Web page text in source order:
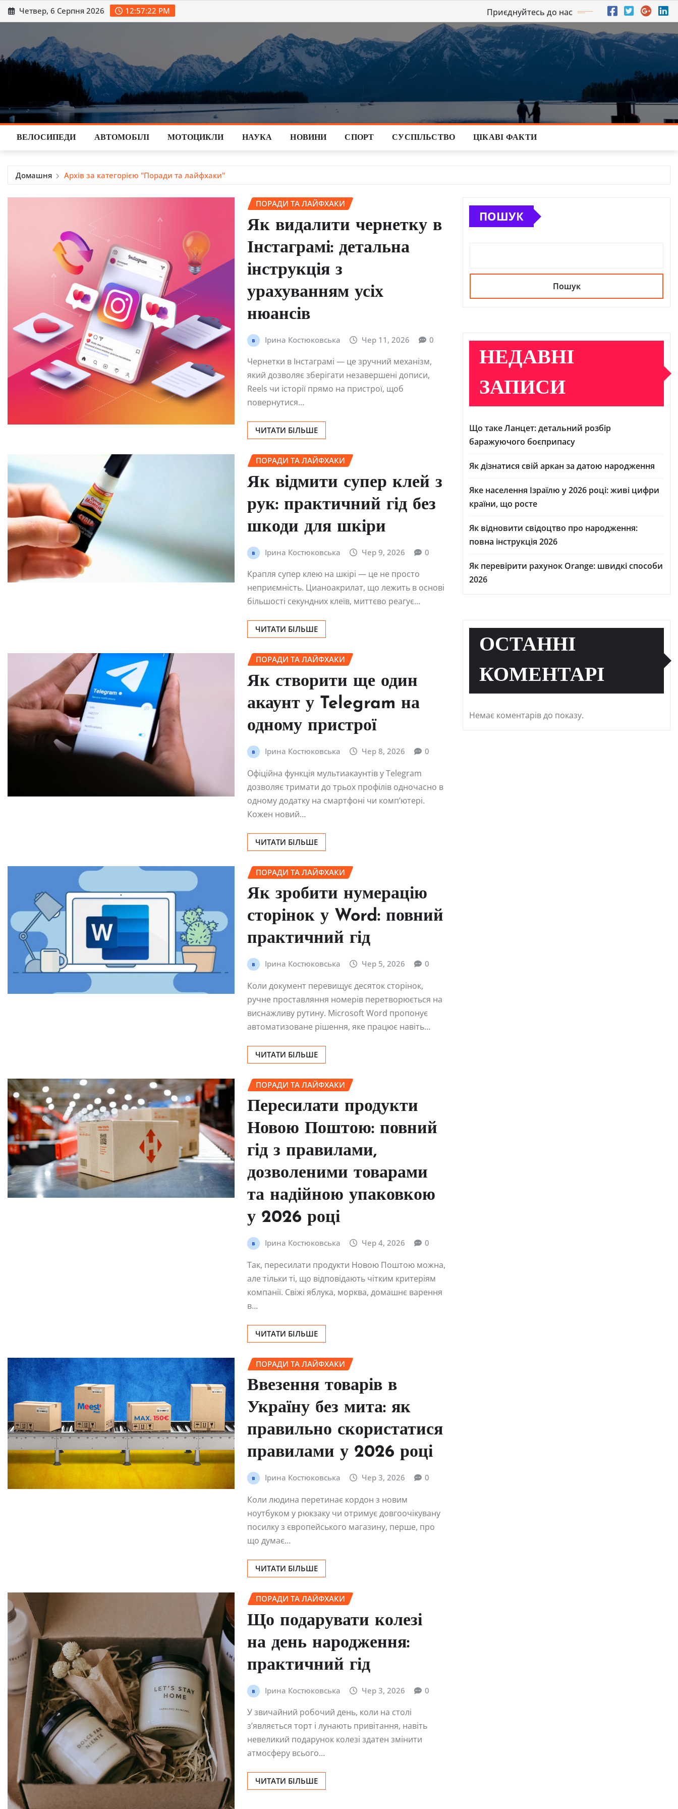
Перейти
до
Четвер, 6 Серпня 2026 12:57:24 PM Приєднуйтесь до нас
ВЕЛОСИПЕДИ АВТОМОБІЛІ МОТОЦИКЛИ НАУКА НОВИНИ СПОРТ СУСПІЛЬСТВО ЦІКАВІ ФАКТИ
Домашня Архів за категорією "Поради та лайфхаки"
ПОРАДИ ТА ЛАЙФХАКИ
Як видалити чернетку в
Інстаграмі: детальна
інструкція з
урахуванням усіх
нюансів
Ірина Костюковська Чер 11, 2026 0
Чернетки в Інстаграмі — це зручний механізм,
який дозволяє зберігати незавершені дописи,
Reels чи історії прямо на пристрої, щоб
повернутися…
ЧИТАТИ БІЛЬШЕ
ПОРАДИ ТА ЛАЙФХАКИ
Як відмити супер клей з
рук: практичний гід без
шкоди для шкіри
Ірина Костюковська Чер 9, 2026 0
Крапля супер клею на шкірі — це не просто
неприємність. Цианоакрилат, що лежить в основі
більшості секундних клеїв, миттєво реагує…
ЧИТАТИ БІЛЬШЕ
ПОРАДИ ТА ЛАЙФХАКИ
Як створити ще один
акаунт у Telegram на
одному пристрої
Ірина Костюковська Чер 8, 2026 0
Офіційна функція мультиакаунтів у Telegram
дозволяє тримати до трьох профілів одночасно в
одному додатку на смартфоні чи комп’ютері.
Кожен новий…
ЧИТАТИ БІЛЬШЕ
ПОРАДИ ТА ЛАЙФХАКИ
Як зробити нумерацію
сторінок у Word: повний
практичний гід
Ірина Костюковська Чер 5, 2026 0
Коли документ перевищує десяток сторінок,
ручне проставляння номерів перетворюється на
виснажливу рутину. Microsoft Word пропонує
автоматизоване рішення, яке працює навіть…
ЧИТАТИ БІЛЬШЕ
ПОРАДИ ТА ЛАЙФХАКИ
Пересилати продукти
Новою Поштою: повний
гід з правилами,
дозволеними товарами
та надійною упаковкою
у 2026 році
Ірина Костюковська Чер 4, 2026 0
Так, пересилати продукти Новою Поштою можна,
але тільки ті, що відповідають чітким критеріям
компанії. Свіжі яблука, морква, домашнє варення
в…
ЧИТАТИ БІЛЬШЕ
ПОРАДИ ТА ЛАЙФХАКИ
Ввезення товарів в
Україну без мита: як
правильно скористатися
правилами у 2026 році
Ірина Костюковська Чер 3, 2026 0
Коли людина перетинає кордон з новим
ноутбуком у рюкзаку чи отримує довгоочікувану
посилку з європейського магазину, перше, про
що думає…
ЧИТАТИ БІЛЬШЕ
ПОРАДИ ТА ЛАЙФХАКИ
Що подарувати колезі
на день народження:
практичний гід
Ірина Костюковська Чер 3, 2026 0
У звичайний робочий день, коли на столі
з’являється торт і лунають привітання, навіть
невеликий подарунок колезі здатен змінити
атмосферу всього…
ЧИТАТИ БІЛЬШЕ
ПОШУК
Пошук
НЕДАВНІ
ЗАПИСИ
Що таке Ланцет: детальний розбір
баражуючого боєприпасу
Як дізнатися свій аркан за датою народження
Яке населення Ізраїлю у 2026 році: живі цифри
країни, що росте
Як відновити свідоцтво про народження:
повна інструкція 2026
Як перевірити рахунок Orange: швидкі способи
2026
ОСТАННІ
КОМЕНТАРІ
Немає коментарів до показу.